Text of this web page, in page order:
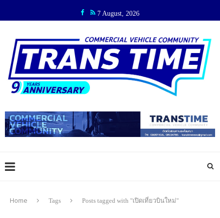
7 August, 2026
Home Tags Posts tagged with "เปิดเที่ยวบินใหม่"